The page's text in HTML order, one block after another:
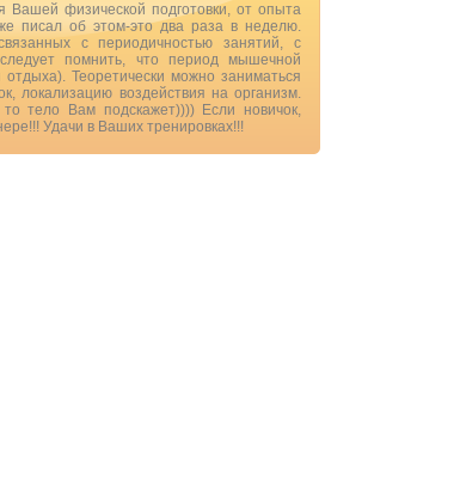
Вашей физической подготовки, от опыта
писал об этом-это два раза в неделю.
с периодичностью занятий, с
помнить, что период мышечной
Теоретически можно заниматься
локализацию воздействия на организм.
тело Вам подскажет)))) Если новичок,
Удачи в Ваших тренировках!!!